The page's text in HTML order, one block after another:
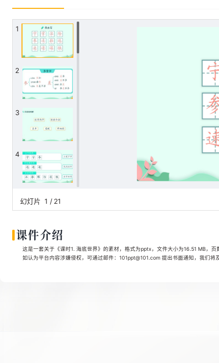
1
2
3
4
6
幻灯片 1 / 21
课件介绍
这是一套关于《课时1. 海底世界》的素材，格式为pptx，文件大小为16.51 MB，页
如认为平台内容涉嫌侵权，可通过邮件：101ppt@101.com 提出书面通知，我们将